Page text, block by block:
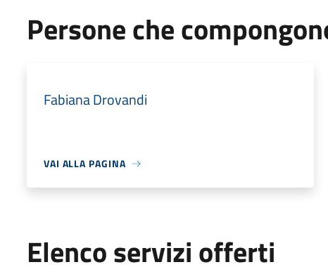
Persone che
Fabiana Drovandi
VAI ALLA PAGINA
Elenco servizi offerti